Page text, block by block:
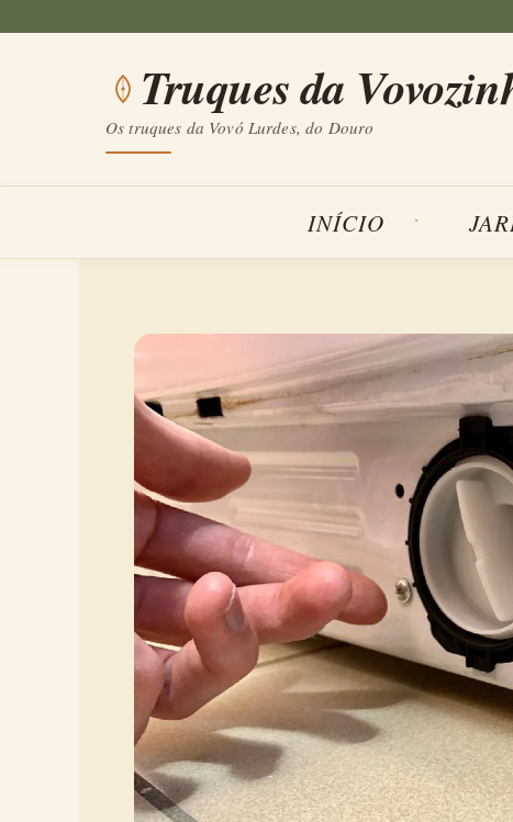
conteúdo
Truques da
Os truques da Vovó Lurdes, do Douro
INÍCIO